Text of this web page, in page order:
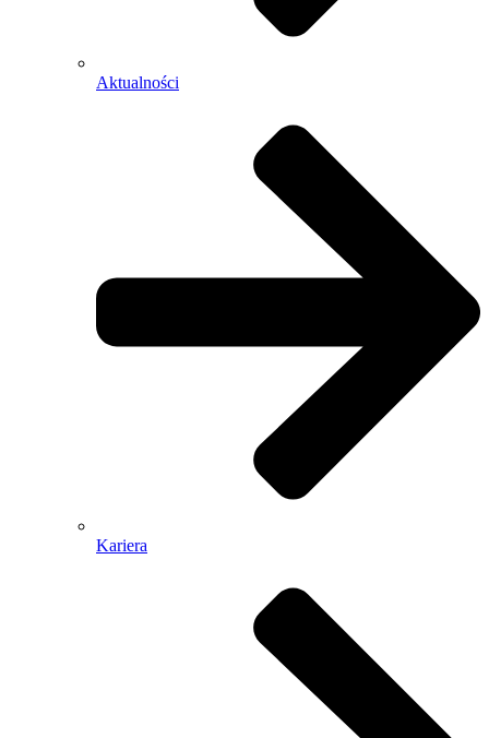
Aktualności
Kariera